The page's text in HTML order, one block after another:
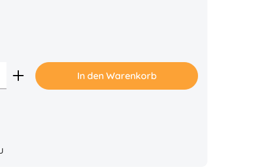
den gewünschten Wert ein oder
In den Warenkorb